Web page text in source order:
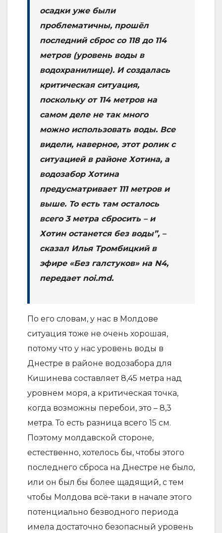
осадки уже были
проблематичны, прошёл
последний сброс со 118 до 114
метров (уровень воды в
водохранилище). И создалась
критическая ситуация,
поскольку от 114 метров на
самом деле не так много
можно использовать воды. Все
видели, наверное, этот ролик с
ситуацией в районе Хотина, а
водозабор Хотина
предусматривает 111 метров и
выше. То есть там осталось
всего 3 метра сбросить – и
Хотин останется без воды”, –
сказал Илья Тромбицкий в
эфире «Без галстуков» на N4,
передает noi.md.
По его словам, у нас в Молдове
ситуация тоже не очень хорошая,
потому что у нас уровень воды в
Днестре в районе водозабора для
Кишинева составляет 8,45 метра над
уровнем моря, а критическая точка,
когда возможны перебои, это – 8,3
метра. То есть разница всего 15 см.
Поэтому молдавской стороне,
естественно, хотелось бы, чтобы этого
последнего сброса на Днестре не было,
или он был бы более щадящий, с тем
чтобы Молдова всё-таки в начале этого
потенциально безводного периода
имела достаточно безопасный уровень